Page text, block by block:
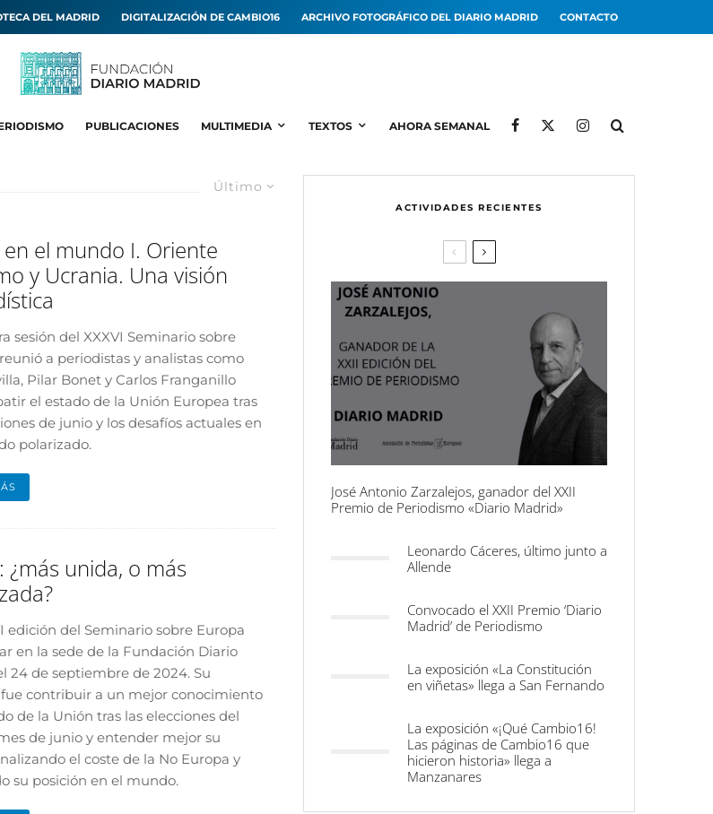
DEL MADRID DIGITALIZACIÓN DE CAMBIO16 ARCHIVO FOTOGRÁFICO DEL DIARIO MADRID CONTACTO
PUBLICACIONES MULTIMEDIA TEXTOS AHORA SEMANAL
Último
en el mundo I. Oriente
y Ucrania. Una visión
sesión del XXXVI Seminario sobre
a periodistas y analistas como
Pilar Bonet y Carlos Franganillo
el estado de la Unión Europea tras
de junio y los desafíos actuales en
polarizado.
¿más unida, o más
edición del Seminario sobre Europa
en la sede de la Fundación Diario
24 de septiembre de 2024. Su
contribuir a un mejor conocimiento
de la Unión tras las elecciones del
de junio y entender mejor su
el coste de la No Europa y
su posición en el mundo.
ACTIVIDADES RECIENTES
José Antonio Zarzalejos, ganador del XXII
Premio de Periodismo «Diario Madrid»
Leonardo Cáceres, último junto a
Allende
Convocado el XXII Premio ‘Diario
Madrid’ de Periodismo
La exposición «La Constitución
en viñetas» llega a San Fernando
La exposición «¡Qué Cambio16!
Las páginas de Cambio16 que
hicieron historia» llega a
Manzanares